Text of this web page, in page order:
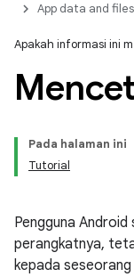
App data and files
Apakah informasi ini
Pada halaman ini
Tutorial
Pengguna
perangkatnya,
kepada